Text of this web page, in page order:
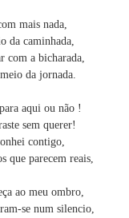
mais nada,
da caminhada,
com a bicharada,
da jornada.
aqui ou não !
sem querer!
contigo,
que parecem reais,
ao meu ombro,
se num silencio,